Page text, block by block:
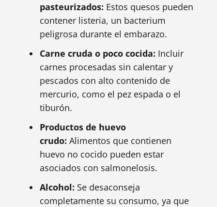
pasteurizados: Estos quesos pueden
contener listeria, un bacterium
peligrosa durante el embarazo.
Carne cruda o poco cocida: Incluir
carnes procesadas sin calentar y
pescados con alto contenido de
mercurio, como el pez espada o el
tiburón.
Productos de huevo
crudo: Alimentos que contienen
huevo no cocido pueden estar
asociados con salmonelosis.
Alcohol: Se desaconseja
completamente su consumo, ya que